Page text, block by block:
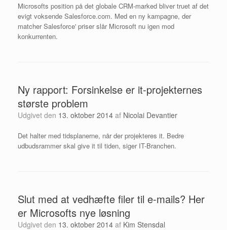
Microsofts position på det globale CRM-marked bliver truet af det
evigt voksende Salesforce.com. Med en ny kampagne, der
matcher Salesforce' priser slår Microsoft nu igen mod
konkurrenten.
Ny rapport: Forsinkelse er it-projekternes
største problem
Udgivet den 13. oktober 2014 af Nicolai Devantier
Det halter med tidsplanerne, når der projekteres it. Bedre
udbudsrammer skal give it til tiden, siger IT-Branchen.
Slut med at vedhæfte filer til e-mails? Her
er Microsofts nye løsning
Udgivet den 13. oktober 2014 af Kim Stensdal